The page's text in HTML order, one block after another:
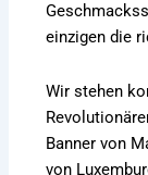
einzigen die
Wir stehen
Banner von
von